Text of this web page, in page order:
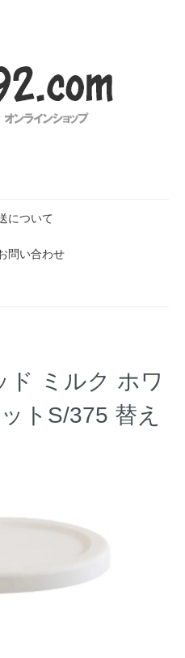
について
問い合わせ
ド ミルク ホワ
トS/375 替え